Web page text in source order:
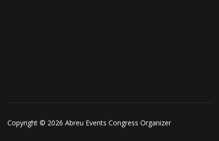
Copyright © 2026 Abreu Events Congress Organizer